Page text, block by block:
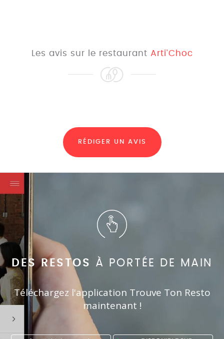
Les avis sur le restaurant Arti'Choc
RÉDIGER UN AVIS
DES RESTOS À PORTÉE DE MAIN
Téléchargez l'application Trouve Ton Resto
maintenant !